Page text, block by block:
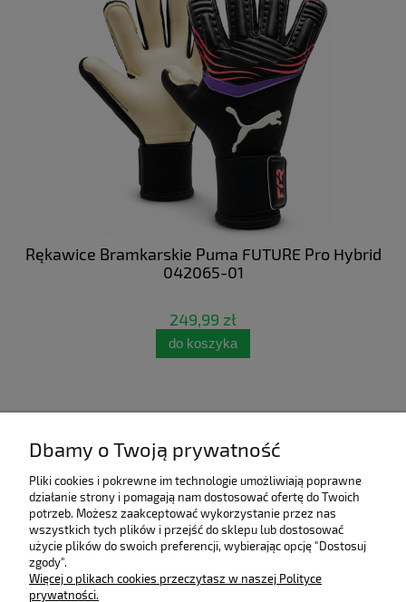
Rękawice Bramkarskie Puma FUTURE Pro Hybrid
042065-01
249,99 zł
do koszyka
Dbamy o Twoją prywatność
Pliki cookies i pokrewne im technologie umożliwiają poprawne
działanie strony i pomagają nam dostosować ofertę do Twoich
potrzeb. Możesz zaakceptować wykorzystanie przez nas
wszystkich tych plików i przejść do sklepu lub dostosować
użycie plików do swoich preferencji, wybierając opcję "Dostosuj
zgody".
Więcej o plikach cookies przeczytasz w naszej Polityce
prywatności.